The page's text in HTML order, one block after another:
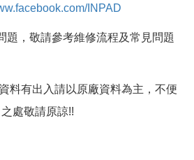
INPAD
題，敬請參考維修流程及常見問題
料有出入請以原廠資料為主，不便
之處敬請原諒!!